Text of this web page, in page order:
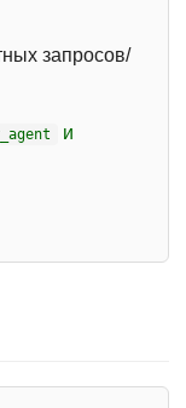
запросов/
и